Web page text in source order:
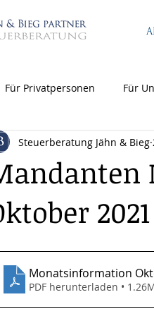
Für Privatpersonen Für
2021
Steuerberatung Jähn & Bieg
Monatsinformation
PDF herunterladen •